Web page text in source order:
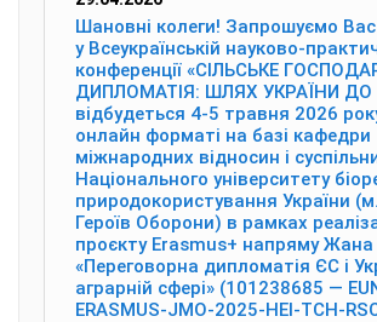
Шановні колеги! Запрошуємо Вас
у Всеукраїнській науково-
конференції «СІЛЬСЬКЕ
ДИПЛОМАТІЯ: ШЛЯХ УКРАЇНИ ДО
відбудеться 4-5 травня 2026
онлайн форматі на базі кафедри
міжнародних відносин і
Національного університету
природокористування України
Героїв Оборони) в рамках
проєкту Erasmus+ напряму
«Переговорна дипломатія ЄС і
аграрній сфері» (101238685 —
ERASMUS-JMO-2025-HEI-TCH-